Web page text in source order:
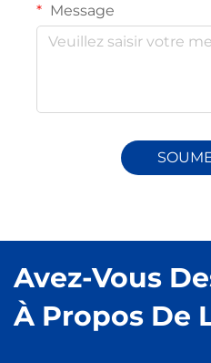
Message
Avez-Vous
À Propos De